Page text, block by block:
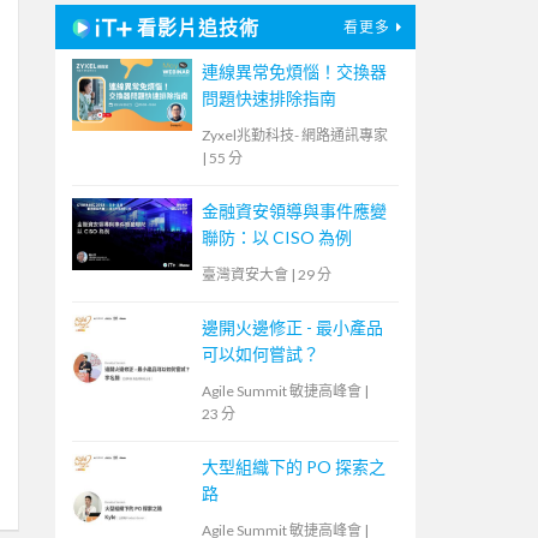
看影片追技術 看更多
連線異常免煩惱！交換器
問題快速排除指南
Zyxel兆勤科技- 網路通訊專家
| 55 分
金融資安領導與事件應變
聯防：以 CISO 為例
臺灣資安大會 | 29 分
邊開火邊修正 - 最小產品
可以如何嘗試？
Agile Summit 敏捷高峰會 |
23 分
大型組織下的 PO 探索之
路
Agile Summit 敏捷高峰會 |